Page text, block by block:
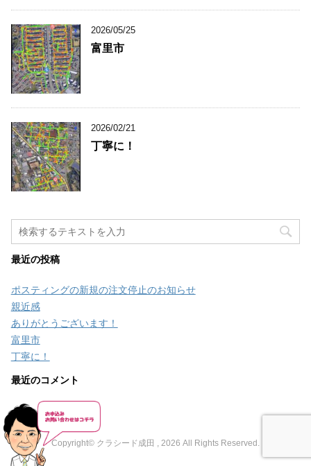
2026/05/25
富里市
2026/02/21
丁寧に！
最近の投稿
ポスティングの新規の注文停止のお知らせ
親近感
ありがとうございます！
富里市
丁寧に！
最近のコメント
Copyright© クラシード成田 , 2026 All Rights Reserved.